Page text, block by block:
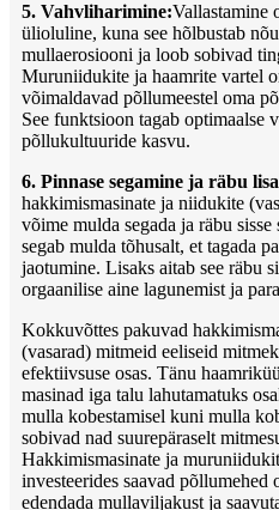
5. Vahvliharimine:Vallastamine
ülioluline, kuna see hõlbustab
mullaerosiooni ja loob sobivad
Muruniidukite ja haamrite vartel
võimaldavad põllumeestel oma
See funktsioon tagab optimaalse
põllukultuuride kasvu.
6. Pinnase segamine ja räbu
hakkimismasinate ja niidukite
võime mulda segada ja räbu
segab mulda tõhusalt, et tagada
jaotumine. Lisaks aitab see räbu
orgaanilise aine lagunemist ja
Kokkuvõttes pakuvad
(vasarad) mitmeid eeliseid
efektiivsuse osas. Tänu
masinad iga talu lahutamatuks
mulla kobestamisel kuni mulla
sobivad nad suurepäraselt
Hakkimismasinate ja
investeerides saavad
edendada mullaviljakust ja